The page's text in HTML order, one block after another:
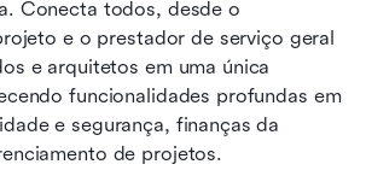
Conecta todos, desde o
e o prestador de serviço geral
e arquitetos em uma única
funcionalidades profundas em
e segurança, finanças da
de projetos.